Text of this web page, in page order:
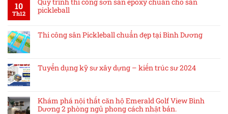
10
Th12
pickleball
Thi công sân Pickleball chuẩn đẹp tại Bình Dương
Tuyển dụng kỹ sư xây dựng – kiến trúc sư 2024
Khám phá nội thất căn hộ Emerald Golf View Bình
Dương 2 phòng ngủ phong cách nhật bản.